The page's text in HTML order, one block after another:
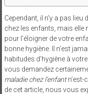
Cependant, il n’y a pas
chez les enfants, mais elle
pour l’éloigner de votre
bonne hygiène. Il n’est
habitudes d’hygiène à
vous demandez
maladie chez l’enfantn’est-
de cet article, nous vous